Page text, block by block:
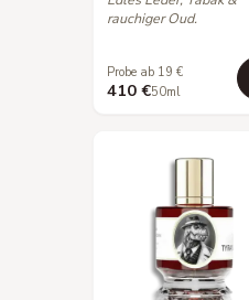
rauchiger Oud.
Probe ab 19 €
410 €50ml